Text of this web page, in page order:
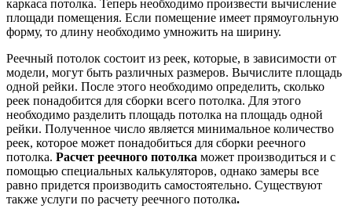
каркаса потолка. Теперь необходимо произвести вычисление
площади помещения. Если помещение имеет прямоугольную
форму, то длину необходимо умножить на ширину.
Реечный потолок состоит из реек, которые, в зависимости от
модели, могут быть различных размеров. Вычислите площадь
одной рейки. После этого необходимо определить, сколько
реек понадобится для сборки всего потолка. Для этого
необходимо разделить площадь потолка на площадь одной
рейки. Полученное число является минимальное количество
реек, которое может понадобиться для сборки реечного
потолка. Расчет реечного потолка может производиться и с
помощью специальных калькуляторов, однако замеры все
равно придется производить самостоятельно. Существуют
также услуги по расчету реечного потолка.